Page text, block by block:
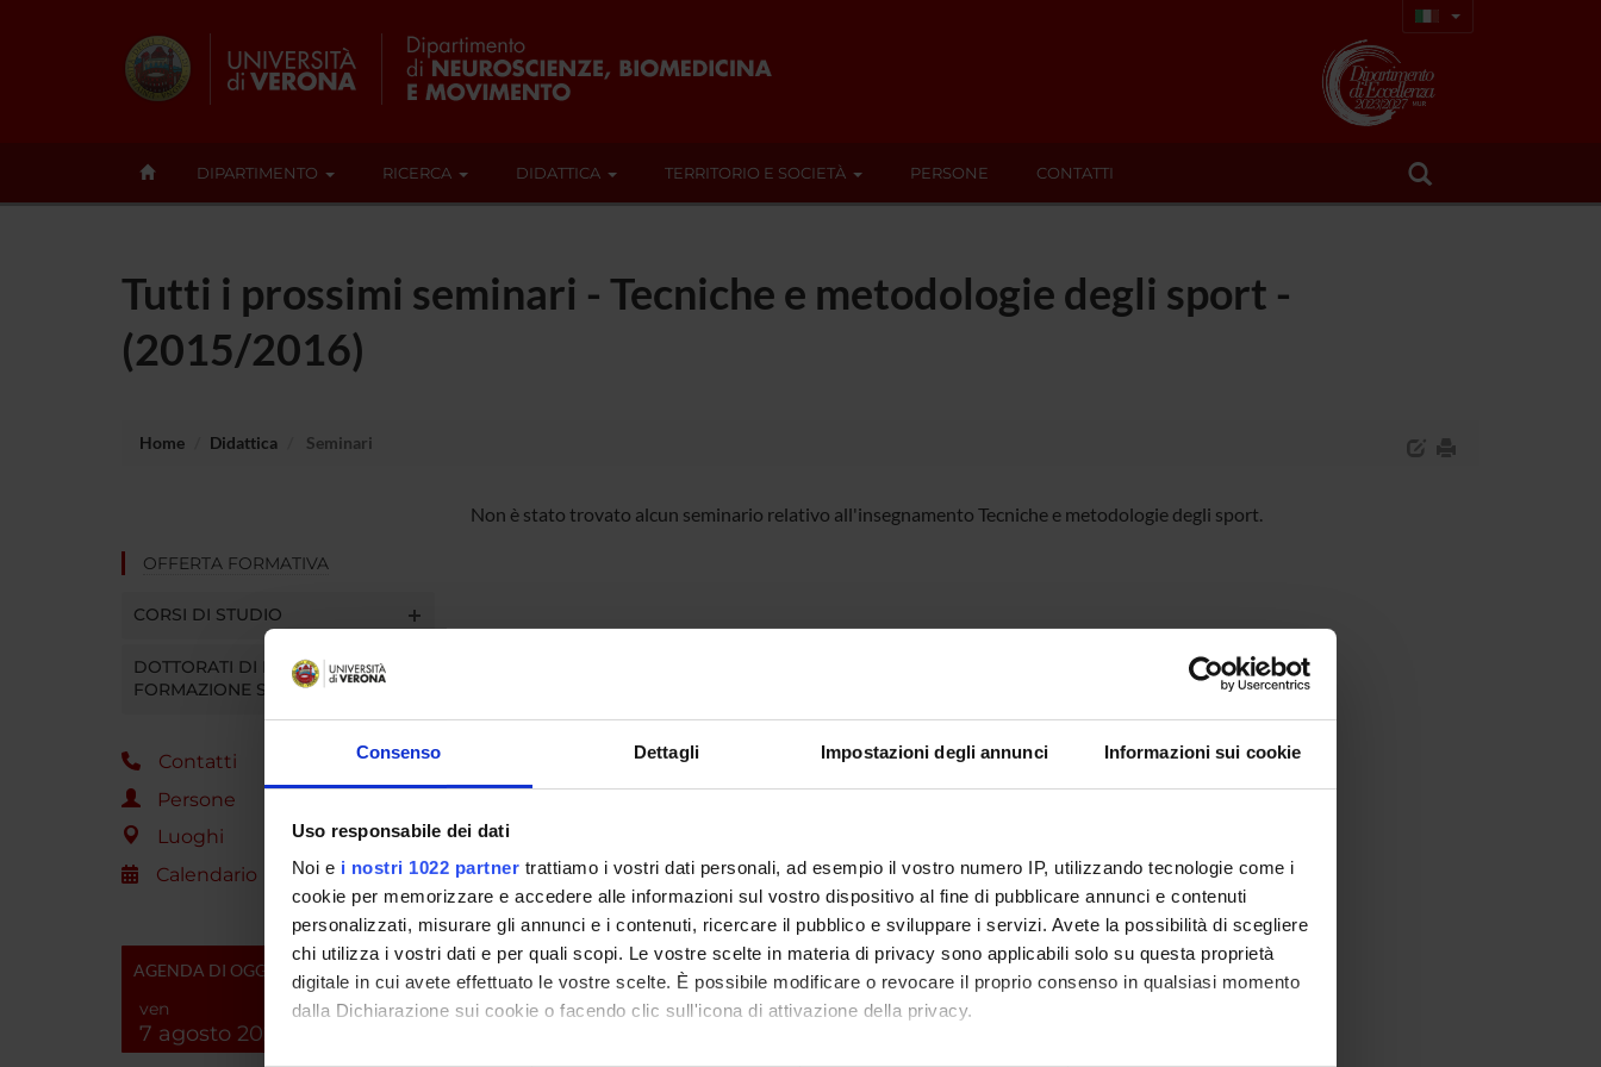
Consenso Dettagli Impostazioni degli annunci Informazioni sui cookie
Uso responsabile dei dati
Noi e i nostri 1022 partner trattiamo i vostri dati personali, ad esempio il vostro numero IP, utilizzando tecnologie come i
cookie per memorizzare e accedere alle informazioni sul vostro dispositivo al fine di pubblicare annunci e contenuti
personalizzati, misurare gli annunci e i contenuti, ricercare il pubblico e sviluppare i servizi. Avete la possibilità di scegliere
chi utilizza i vostri dati e per quali scopi. Le vostre scelte in materia di privacy sono applicabili solo su questa proprietà
digitale in cui avete effettuato le vostre scelte. È possibile modificare o revocare il proprio consenso in qualsiasi momento
dalla Dichiarazione sui cookie o facendo clic sull'icona di attivazione della privacy.
DIPARTIMENTO RICERCA DIDATTICA TERRITORIO E SOCIETÀ PERSONE CONTATTI
Tutti i prossimi seminari - Tecniche e metodologie degli sport -
(2015/2016)
Home Didattica Seminari
OFFERTA FORMATIVA
CORSI DI STUDIO
DOTTORATI DI RICERCA E
FORMAZIONE SUPERIORE
Contatti
Persone
Luoghi
Calendario
AGENDA DI OGGI
ven
7 agosto 2026
Non è stato trovato alcun seminario relativo all'insegnamento Tecniche e metodologie degli sport.